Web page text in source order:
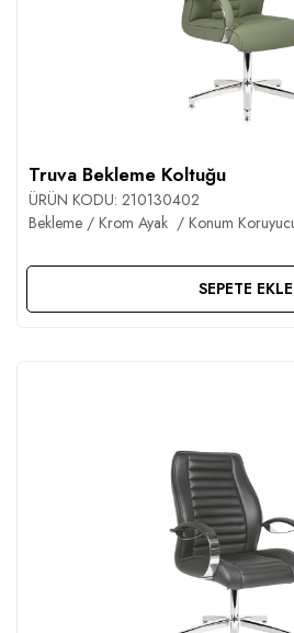
Truva Bekleme Koltuğu
ÜRÜN KODU: 210130402
Bekleme / Krom Ayak / Konum
SEPETE EKLE